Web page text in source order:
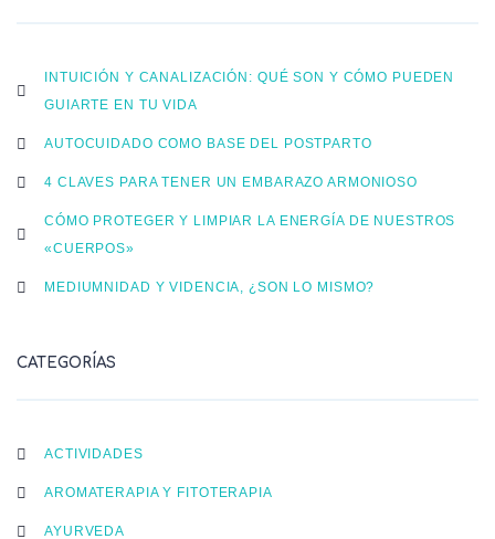
INTUICIÓN Y CANALIZACIÓN: QUÉ SON Y CÓMO PUEDEN
GUIARTE EN TU VIDA
AUTOCUIDADO COMO BASE DEL POSTPARTO
4 CLAVES PARA TENER UN EMBARAZO ARMONIOSO
CÓMO PROTEGER Y LIMPIAR LA ENERGÍA DE NUESTROS
«CUERPOS»
MEDIUMNIDAD Y VIDENCIA, ¿SON LO MISMO?
CATEGORÍAS
ACTIVIDADES
AROMATERAPIA Y FITOTERAPIA
AYURVEDA